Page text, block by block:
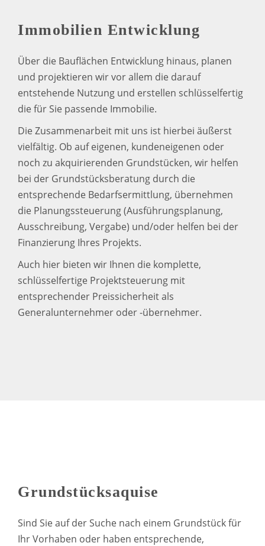
Immobilien Entwicklung
Über die Bauflächen Entwicklung hinaus, planen
und projektieren wir vor allem die darauf
entstehende Nutzung und erstellen schlüsselfertig
die für Sie passende Immobilie.
Die Zusammenarbeit mit uns ist hierbei äußerst
vielfältig. Ob auf eigenen, kundeneigenen oder
noch zu akquirierenden Grundstücken, wir helfen
bei der Grundstücksberatung durch die
entsprechende Bedarfsermittlung, übernehmen
die Planungssteuerung (Ausführungsplanung,
Ausschreibung, Vergabe) und/oder helfen bei der
Finanzierung Ihres Projekts.
Auch hier bieten wir Ihnen die komplette,
schlüsselfertige Projektsteuerung mit
entsprechender Preissicherheit als
Generalunternehmer oder -übernehmer.
Grundstücksaquise
Sind Sie auf der Suche nach einem Grundstück für
Ihr Vorhaben oder haben entsprechende,